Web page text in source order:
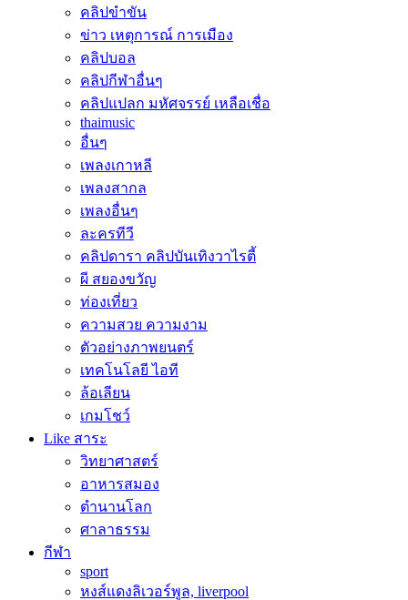
คลิปขำขัน
ข่าว เหตุการณ์ การเมือง
คลิปบอล
คลิปกีฬาอื่นๆ
คลิปแปลก มหัศจรรย์ เหลือเชื่อ
thaimusic
อื่นๆ
เพลงเกาหลี
เพลงสากล
เพลงอื่นๆ
ละครทีวี
คลิปดารา คลิปบันเทิงวาไรตี้
ผี สยองขวัญ
ท่องเที่ยว
ความสวย ความงาม
ตัวอย่างภาพยนตร์
เทคโนโลยี ไอที
ล้อเลียน
เกมโชว์
Like สาระ
วิทยาศาสตร์
อาหารสมอง
ตำนานโลก
ศาลาธรรม
กีฬา
sport
หงส์แดงลิเวอร์พูล, liverpool